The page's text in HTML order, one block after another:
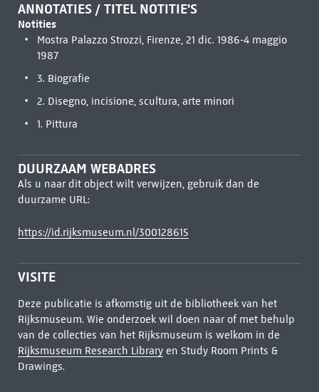
ANNOTATIES / TITEL NOTITIE'S
Notities
Mostra Palazzo Strozzi, Firenze, 21 dic. 1986-4 maggio
1987
3. Biografie
2. Disegno, incisione, scultura, arte minori
1. Pittura
DUURZAAM WEBADRES
Als u naar dit object wilt verwijzen, gebruik dan de
duurzame URL:
https://id.rijksmuseum.nl/300128615
VISITE
Deze publicatie is afkomstig uit de bibliotheek van het
Rijksmuseum. Wie onderzoek wil doen naar of met behulp
van de collecties van het Rijksmuseum is welkom in de
Rijksmuseum Research Libraryen Study Room Prints &
Drawings.